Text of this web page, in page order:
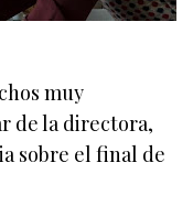
muy
de la directora,
sobre el final de